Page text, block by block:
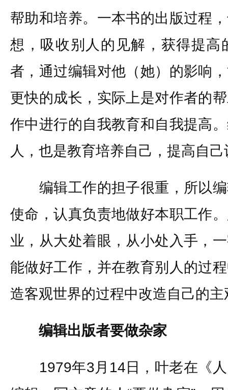
帮助和培养。一本书的出版过程
想，吸收别人的见解，获得提高
者，通过编辑对他（她）的影响
更快的成长，实际上是对作者的
作中进行的自我教育和自我提高
人，也是教育培养自己，提高自
编辑工作的担子很重，所以编
使命，认真负责地做好本职工作
业，从大处着眼，从小处入手，
能做好工作，并在教育别人的过
造客观世界的过程中改造自己的
编辑出版者要做杂家
1979年3月14日，叶老在《人